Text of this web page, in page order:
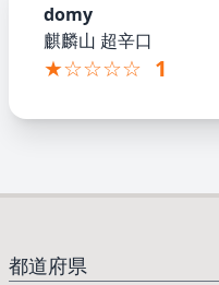
domy
麒麟山 超辛口
★☆☆☆☆ 1
都道府県